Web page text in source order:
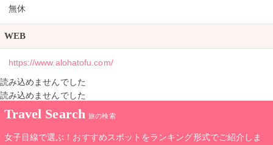
無休
WEB
https://www.alohatofu.com/
読み込めませんでした
読み込めませんでした
Travel Search 旅の検索
女子目線で選ぶ！おすすめスポットをランキング形式でご紹介しま